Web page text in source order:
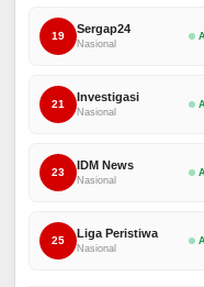
19
Sergap24
Nasional
21
Investigasi
Nasional
23
IDM News
Nasional
25
Liga Peristiwa
Nasional